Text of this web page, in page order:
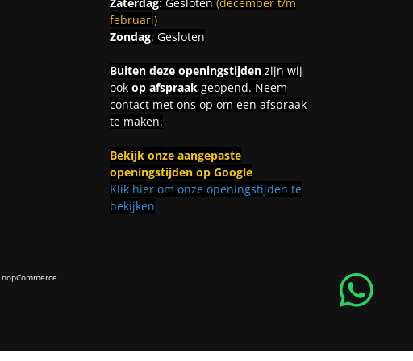
februari)
Zondag: Gesloten
Buiten deze openingstijdenzijn wij
ook op afspraakgeopend. Neem
contact met ons op om een afspraak
te maken.
Bekijk onze aangepaste
openingstijden op Google
Klik hier om onze openingstijden te
bekijken
nopCommerce